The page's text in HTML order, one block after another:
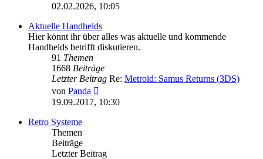
Beitrag
02.02.2026, 10:05
Aktuelle Handhelds
Hier könnt ihr über alles was aktuelle und kommende
Handhelds betrifft diskutieren.
91 Themen
1668 Beiträge
Letzter Beitrag Re: Metroid: Samus Returns (3DS)
von Panda
Beitrag
19.09.2017, 10:30
Retro Systeme
Themen
Beiträge
Letzter Beitrag